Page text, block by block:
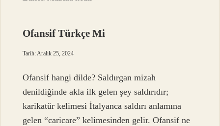
Ofansif Türkçe Mi
Tarih: Aralık 25, 2024
Ofansif hangi dilde? Saldırgan mizah
denildiğinde akla ilk gelen şey saldırıdır;
karikatür kelimesi İtalyanca saldırı anlamına
gelen “caricare” kelimesinden gelir. Ofansif ne